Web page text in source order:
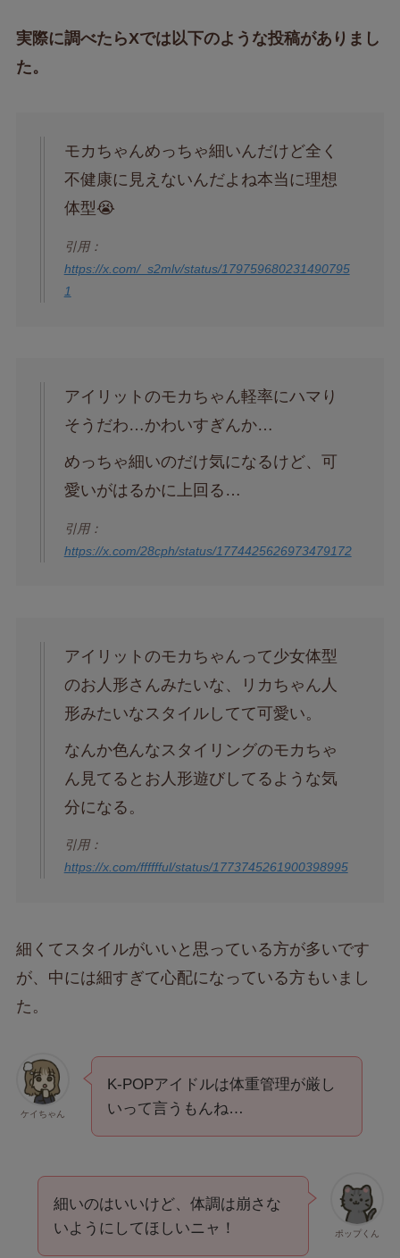
実際に調べたらXでは以下のような投稿がありまし
た。
モカちゃんめっちゃ細いんだけど全く
不健康に見えないんだよね本当に理想
体型😭
引用：
https://x.com/_s2mlv/status/179759680231490795
1
アイリットのモカちゃん軽率にハマり
そうだわ…かわいすぎんか…
めっちゃ細いのだけ気になるけど、可
愛いがはるかに上回る…
引用：
https://x.com/28cph/status/1774425626973479172
アイリットのモカちゃんって少女体型
のお人形さんみたいな、リカちゃん人
形みたいなスタイルしてて可愛い。
なんか色んなスタイリングのモカちゃ
ん見てるとお人形遊びしてるような気
分になる。
引用：
https://x.com/fffffful/status/1773745261900398995
細くてスタイルがいいと思っている方が多いです
が、中には細すぎて心配になっている方もいまし
た。
ケイちゃん
K-POPアイドルは体重管理が厳し
いって言うもんね…
ポップくん
細いのはいいけど、体調は崩さな
いようにしてほしいニャ！